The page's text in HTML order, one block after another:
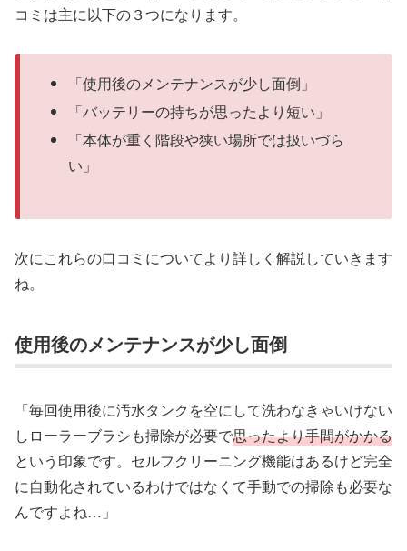
コミは主に以下の３つになります。
「使用後のメンテナンスが少し面倒」
「バッテリーの持ちが思ったより短い」
「本体が重く階段や狭い場所では扱いづら
い」
次にこれらの口コミについてより詳しく解説していきます
ね。
使用後のメンテナンスが少し面倒
「毎回使用後に汚水タンクを空にして洗わなきゃいけない
しローラーブラシも掃除が必要で思ったより手間がかかる
という印象です。セルフクリーニング機能はあるけど完全
に自動化されているわけではなくて手動での掃除も必要な
んですよね…」